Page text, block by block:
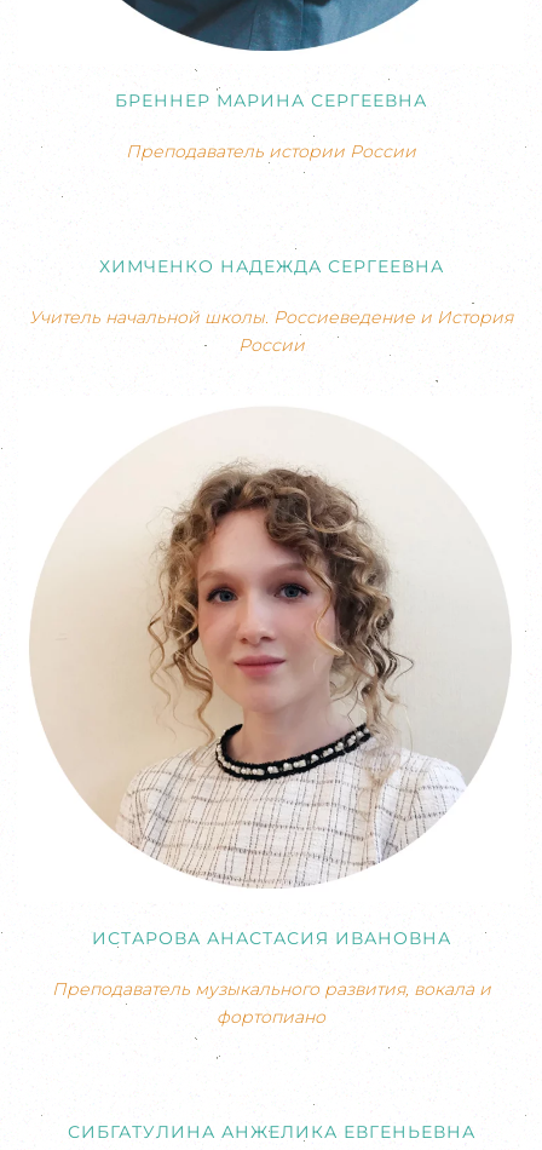
БРЕННЕР МАРИНА СЕРГЕЕВНА
Преподаватель истории России
ХИМЧЕНКО НАДЕЖДА СЕРГЕЕВНА
Учитель начальной школы. Россиеведение и История
России
ИСТАРОВА АНАСТАСИЯ ИВАНОВНА
Преподаватель музыкального развития, вокала и
фортопиано
СИБГАТУЛИНА АНЖЕЛИКА ЕВГЕНЬЕВНА